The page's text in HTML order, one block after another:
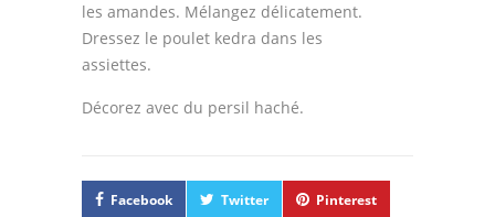
les amandes. Mélangez délicatement.
Dressez le poulet kedra dans les
assiettes.
Décorez avec du persil haché.
Facebook Twitter Pinterest